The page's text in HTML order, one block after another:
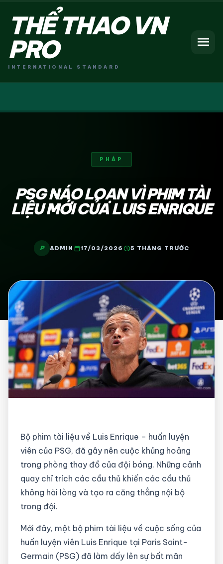
THỂ THAO VN
PRO
INTERNATIONAL STANDARD
menu
PHÁP
PSG NÁO LOẠN VÌ PHIM TÀI
LIỆU MỚI CỦA LUIS ENRIQUE
P ADMIN calendar_today17/03/2026 schedule5 THÁNG TRƯỚC
Bộ phim tài liệu về Luis Enrique – huấn luyện
viên của PSG, đã gây nên cuộc khủng hoảng
trong phòng thay đồ của đội bóng. Những cảnh
quay chỉ trích các cầu thủ khiến các cầu thủ
không hài lòng và tạo ra căng thẳng nội bộ
trong đội.
Mới đây, một bộ phim tài liệu về cuộc sống của
huấn luyện viên Luis Enrique tại Paris Saint-
Germain (PSG) đã làm dấy lên sự bất mãn